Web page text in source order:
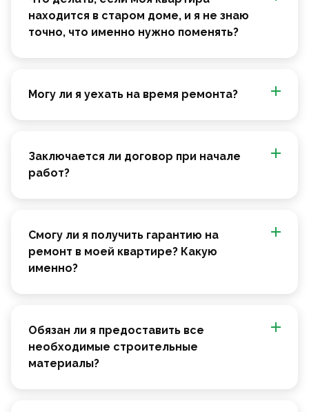
находится в старом доме, и я не знаю
точно, что именно нужно поменять?
Могу ли я уехать на время ремонта?
Заключается ли договор при начале
работ?
Смогу ли я получить гарантию на
ремонт в моей квартире? Какую
именно?
Обязан ли я предоставить все
необходимые строительные
материалы?